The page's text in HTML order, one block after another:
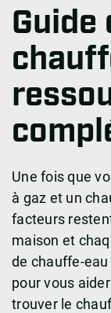
Guide
Une fois que
à gaz et un
facteurs
maison et
de chauffe-
pour vous
trouver le